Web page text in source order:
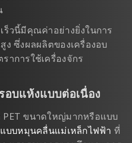
ร็วนี้มีคุณค่าอย่างยิ่งในการ
ซึ่งผลผลิตของเครื่องอบ
าการใช้เครื่องจักร
อบแห้งแบบต่อเนื่อง
PET ขนาดใหญ่มากหรือแบบ
บบหมุนคลื่นแม่เหล็กไฟฟ้า ที่